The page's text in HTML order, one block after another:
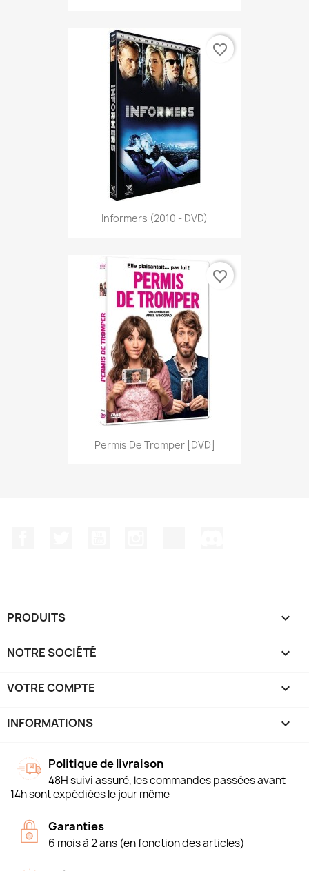
Informers (2010 - DVD)
favorite_border
Permis De Tromper [DVD]
favorite_border
PRODUITS 
NOTRE SOCIÉTÉ 
VOTRE COMPTE 
INFORMATIONS keyboard_arrow_down
Politique de livraison
48H suivi assuré, les commandes passées avant
14h sont expédiées le jour même
Garanties
6 mois à 2 ans (en fonction des articles)